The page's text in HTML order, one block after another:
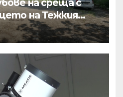
на Тежкия